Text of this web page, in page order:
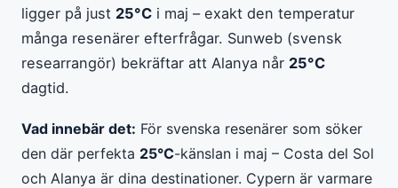
ligger på just 25°C i maj – exakt den temperatur
många resenärer efterfrågar. Sunweb (svensk
researrangör) bekräftar att Alanya når 25°C
dagtid.
Vad innebär det: För svenska resenärer som söker
den där perfekta 25°C-känslan i maj – Costa del Sol
och Alanya är dina destinationer. Cypern är varmare